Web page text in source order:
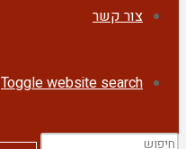
צור קשר
Toggle website search